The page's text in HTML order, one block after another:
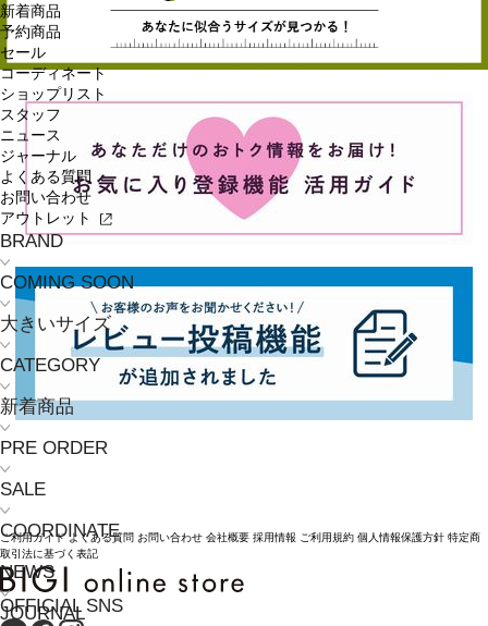
新着商品
予約商品
セール
コーディネート
ショップリスト
スタッフ
ニュース
ジャーナル
よくある質問
お問い合わせ
アウトレット
BRAND
COMING SOON
大きいサイズ
CATEGORY
新着商品
PRE ORDER
SALE
COORDINATE
NEWS
JOURNAL
ご利用ガイド よくある質問 お問い合わせ 会社概要 採用情報 ご利用規約 個人情報保護方針 特定商
取引法に基づく表記
OFFICIAL SNS